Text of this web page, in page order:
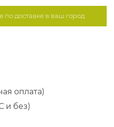
подоставке в ваш город
оплата)
и без)